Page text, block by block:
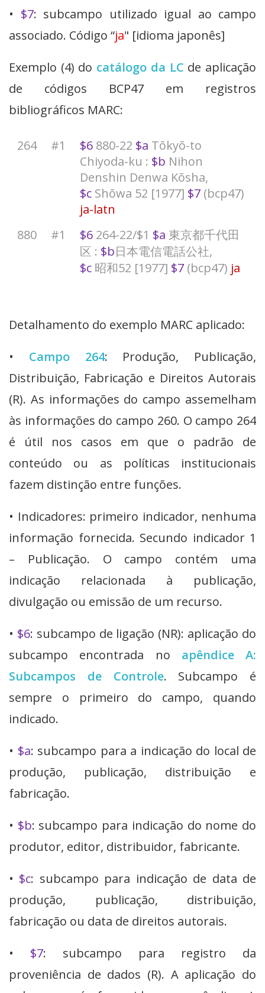
• $7: subcampo utilizado igual ao campo
associado. Código “ja" [idioma japonês]
Exemplo (4) do catálogo da LC de aplicação
de códigos BCP47 em registros
bibliográficos MARC:
264 #1 $6 880-22 $a Tōkyō-to
Chiyoda-ku : $b Nihon
Denshin Denwa Kōsha,
$c Shōwa 52 [1977] $7 (bcp47)
ja-latn
880
#1 $6 264-22/$1 $a 東京都千代田
区 : $b日本電信電話公社,
$c 昭和52 [1977] $7 (bcp47) ja
Detalhamento do exemplo MARC aplicado:
• Campo 264: Produção, Publicação,
Distribuição, Fabricação e Direitos Autorais
(R). As informações do campo assemelham
às informações do campo 260. O campo 264
é útil nos casos em que o padrão de
conteúdo ou as políticas institucionais
fazem distinção entre funções.
• Indicadores: primeiro indicador, nenhuma
informação fornecida. Secundo indicador 1
– Publicação. O campo contém uma
indicação relacionada à publicação,
divulgação ou emissão de um recurso.
• $6: subcampo de ligação (NR): aplicação do
subcampo encontrada no apêndice A:
Subcampos de Controle. Subcampo é
sempre o primeiro do campo, quando
indicado.
• $a: subcampo para a indicação do local de
produção, publicação, distribuição e
fabricação.
• $b: subcampo para indicação do nome do
produtor, editor, distribuidor, fabricante.
• $c: subcampo para indicação de data de
produção, publicação, distribuição,
fabricação ou data de direitos autorais.
• $7: subcampo para registro da
proveniência de dados (R). A aplicação do